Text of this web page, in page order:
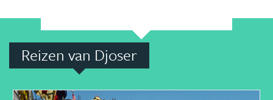
Reizen van Djoser